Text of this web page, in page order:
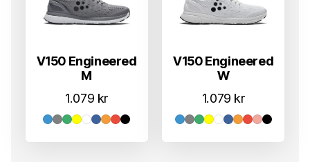
V150 Engineered
M
1.079 kr
V150 Engineered
W
1.079 kr